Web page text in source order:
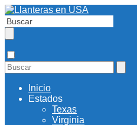
Inicio
Estados
Texas
Virginia